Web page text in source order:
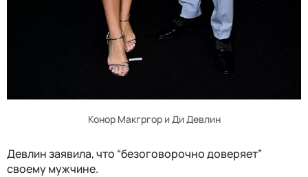
Конор Макгргор и Ди Девлин
Девлин заявила, что “безоговорочно доверяет”
своему мужчине.